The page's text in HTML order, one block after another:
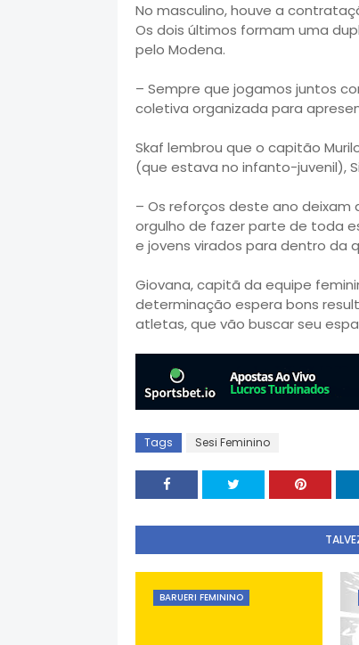
No masculino, houve a
Os dois últimos formam uma
pelo Modena.
– Sempre que jogamos juntos
coletiva organizada para
Skaf lembrou que o capitão
(que estava no infanto-juvenil),
– Os reforços deste ano
orgulho de fazer parte de toda
e jovens virados para dentro da
Giovana, capitã da equipe
determinação espera bons
atletas, que vão buscar seu
Tags Sesi Feminino
BARUERI FEMININO